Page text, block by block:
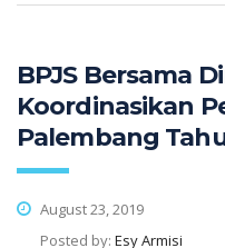
BPJS Bersama
Koordinasikan
Palembang
August 23, 2019
Posted by: Esy Armisi